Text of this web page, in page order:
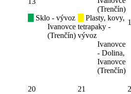
Sklo - vývoz
Ivanovce
(Trenčín)
(Trenčín)
Plasty, kovy,
tetrapaky -
vývoz
Ivanovce
- Dolina,
Ivanovce
(Trenčín)
20 21